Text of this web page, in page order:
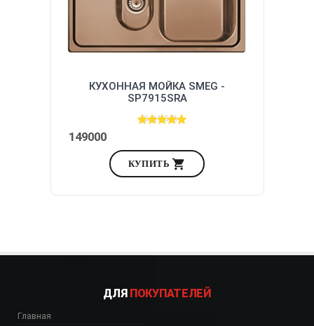
КУХОННАЯ МОЙКА SMEG -
SP7915SRA
(5.0)1(5.0)
149000
КУПИТЬ
ДЛЯ ПОКУПАТЕЛЕЙ
Главная